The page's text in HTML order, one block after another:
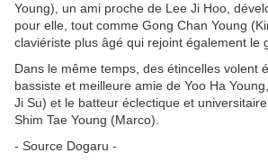
Young), un ami proche de Lee Ji Hoo,
pour elle, tout comme Gong Chan Young
claviériste plus âgé qui rejoint également le
Dans le même temps, des étincelles volent
bassiste et meilleure amie de Yoo Ha
Ji Su) et le batteur éclectique et
Shim Tae Young (Marco).
- Source Dogaru -